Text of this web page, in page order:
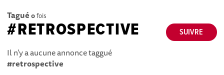
Tagué 0fois
SUIVRE
#RETROSPECTIVE
Il n'y a aucune annonce taggué
#retrospective